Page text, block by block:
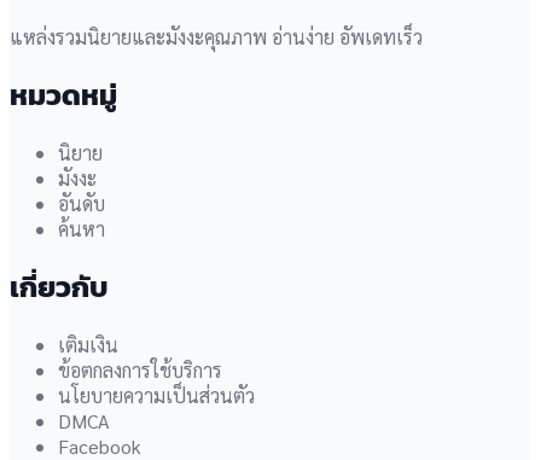
แหล่งรวมนิยายและมังงะคุณภาพ อ่านง่าย อัพเดทเร็ว
หมวดหมู่
นิยาย
มังงะ
อันดับ
ค้นหา
เกี่ยวกับ
เติมเงิน
ข้อตกลงการใช้บริการ
นโยบายความเป็นส่วนตัว
DMCA
Facebook